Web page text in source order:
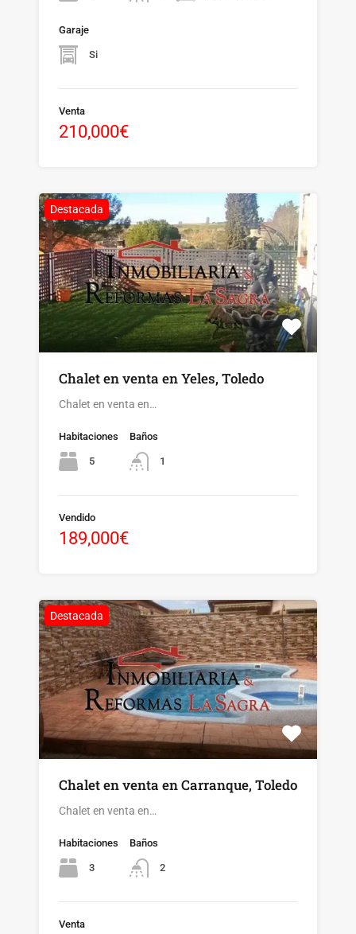
Garaje
Si
Venta
210,000€
Destacada
Chalet en venta en Yeles, Toledo
Chalet en venta en…
Habitaciones
5
Baños
1
Vendido
189,000€
Destacada
Chalet en venta en Carranque, Toledo
Chalet en venta en…
Habitaciones
3
Baños
2
Venta